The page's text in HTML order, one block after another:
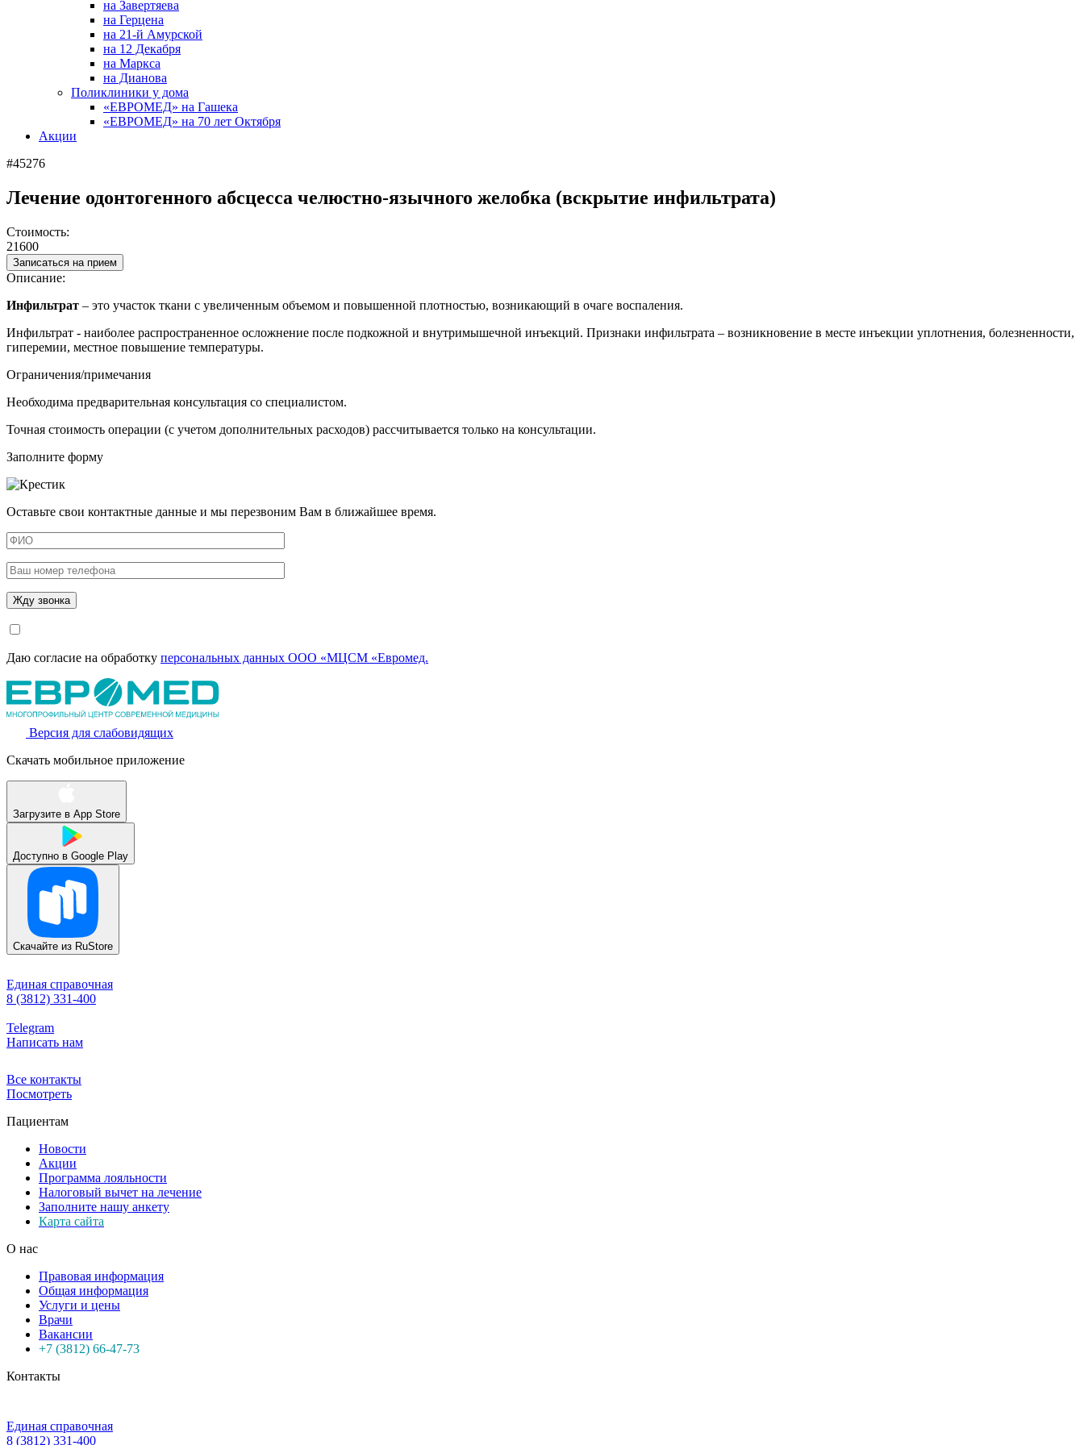
на Завертяева
на Герцена
на 21-й Амурской
на 12 Декабря
на Маркса
на Дианова
Поликлиники у дома
«ЕВРОМЕД» на Гашека
«ЕВРОМЕД» на 70 лет Октября
Акции
#45276
Лечение одонтогенного абсцесса челюстно-язычного желобка (вскрытие инфильтрата)
Стоимость:
21600
Записаться на прием
Описание:
Инфильтрат – это участок ткани с увеличенным объемом и повышенной плотностью, возникающий в очаге воспаления.
Инфильтрат - наиболее распространенное осложнение после подкожной и внутримышечной инъекций. Признаки инфильтрата – возникновение в месте инъекции уплотнения, болезненности,
гиперемии, местное повышение температуры.
Ограничения/примечания
Необходима предварительная консультация со специалистом.
Точная стоимость операции (с учетом дополнительных расходов) рассчитывается только на консультации.
Заполните форму
Оставьте свои контактные данные и мы перезвоним Вам в ближайшее время.
Даю согласие на обработку персональных данных ООО «МЦСМ «Евромед.
Версия для слабовидящих
Скачать мобильное приложение
Загрузите в App Store
Доступно в Google Play
Скачайте из RuStore
Единая справочная
8 (3812) 331-400
Telegram
Написать нам
Все контакты
Посмотреть
Пациентам
Новости
Акции
Программа лояльности
Налоговый вычет на лечение
Заполните нашу анкету
Карта сайта
О нас
Правовая информация
Общая информация
Услуги и цены
Врачи
Вакансии
+7 (3812) 66-47-73
Контакты
Единая справочная
8 (3812) 331-400